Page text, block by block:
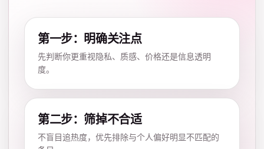
第一步：明确关注点
先判断你更重视隐私、质感、价格还是信息透明
度。
第二步：筛掉不合适
不盲目追热度，优先排除与个人偏好明显不匹配的